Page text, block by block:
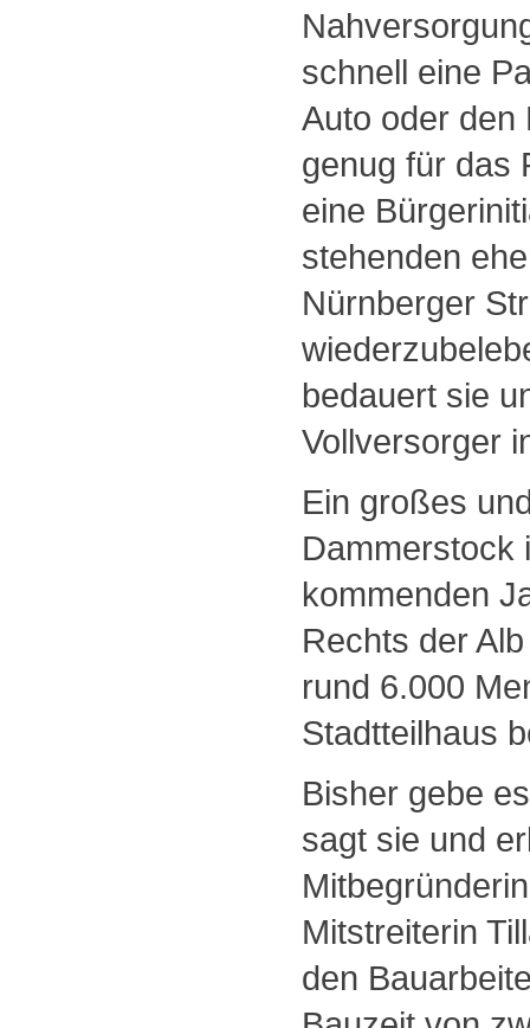
schnell eine
Auto oder den
genug für das
eine
stehenden
Nürnberger
bedauert sie
Vollversorger
Ein großes
Dammerstock
kommenden
Rechts der
rund 6.000
Stadtteilhaus
Bisher gebe
sagt sie und
Mitstreiterin
den